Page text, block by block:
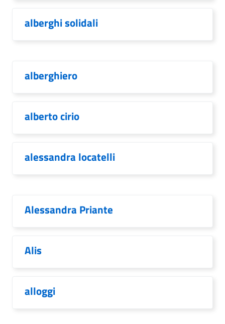
alberghi solidali
alberghiero
alberto cirio
alessandra locatelli
Alessandra Priante
Alis
alloggi